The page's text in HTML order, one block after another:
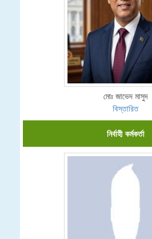
মোঃ জাভেদ মাসুদ
বিস্তারিত
নির্বাহী কর্মকর্তা